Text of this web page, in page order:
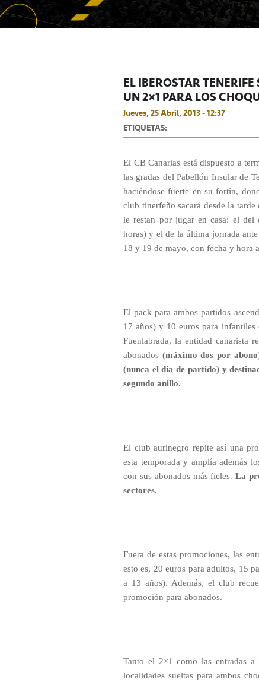
EL IBEROSTAR
UN 2×1 PARA LOS
Jueves, 25 Abril, 2013 - 12:37
ETIQUETAS:
El CB Canarias está dispuesto a
las gradas del Pabellón Insular de
haciéndose fuerte en su fortín,
club tinerfeño sacará desde la
le restan por jugar en casa: el
horas) y el de la última jornada
18 y 19 de mayo, con fecha y hora
El pack para ambos partidos
17 años) y 10 euros para
Fuenlabrada, la entidad canarista
abonados (máximo dos por
(nunca el día de partido) y
segundo anillo.
El club aurinegro repite así una
esta temporada y amplía además
con sus abonados más fieles.La
sectores.
Fuera de estas promociones, las
esto es, 20 euros para adultos, 15
a 13 años). Además, el club
promoción para abonados.
Tanto el 2×1 como las entradas a
localidades sueltas para ambos